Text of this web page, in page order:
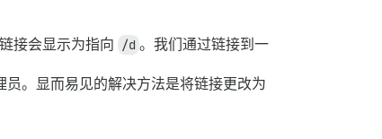
接会显示为指向 /d 。我们通过链接到一
员。显而易见的解决方法是将链接更改为